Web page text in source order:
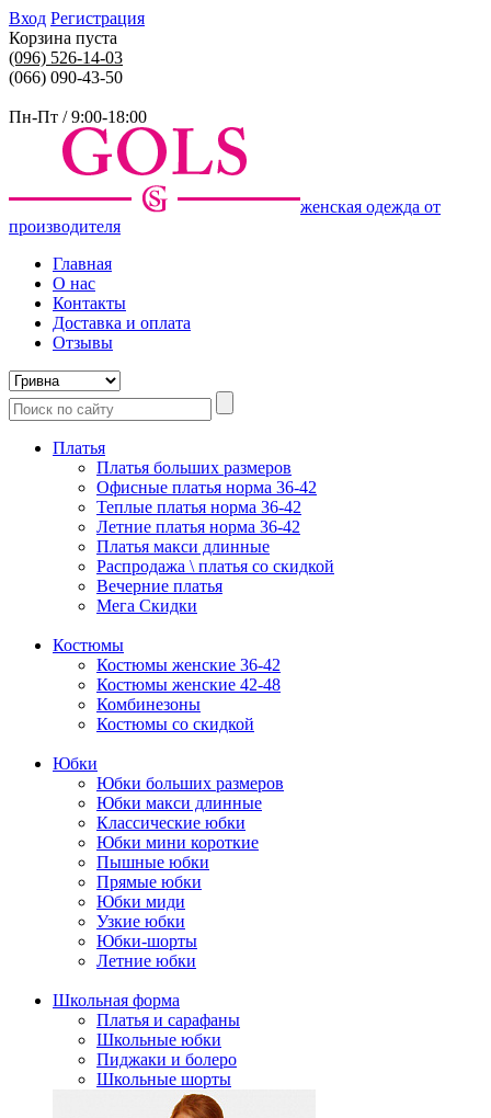
Вход Регистрация
Корзина пуста
(096) 526-14-03
(066) 090-43-50
Пн-Пт / 9:00-18:00
женская одежда от
производителя
Главная
О нас
Контакты
Доставка и оплата
Отзывы
Платья
Платья больших размеров
Офисные платья норма 36-42
Теплые платья норма 36-42
Летние платья норма 36-42
Платья макси длинные
Распродажа \ платья со скидкой
Вечерние платья
Мега Скидки
Костюмы
Костюмы женские 36-42
Костюмы женские 42-48
Комбинезоны
Костюмы со скидкой
Юбки
Юбки больших размеров
Юбки макси длинные
Классические юбки
Юбки мини короткие
Пышные юбки
Прямые юбки
Юбки миди
Узкие юбки
Юбки-шорты
Летние юбки
Школьная форма
Платья и сарафаны
Школьные юбки
Пиджаки и болеро
Школьные шорты